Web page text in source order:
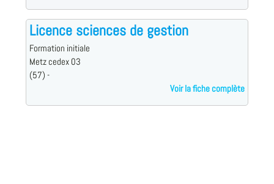
Licence sciences de gestion
Formation initiale
Metz cedex 03
(57) -
Voir la fiche complète